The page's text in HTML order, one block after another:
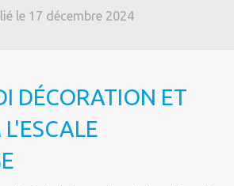
le 17 décembre 2024
DÉCORATION ET